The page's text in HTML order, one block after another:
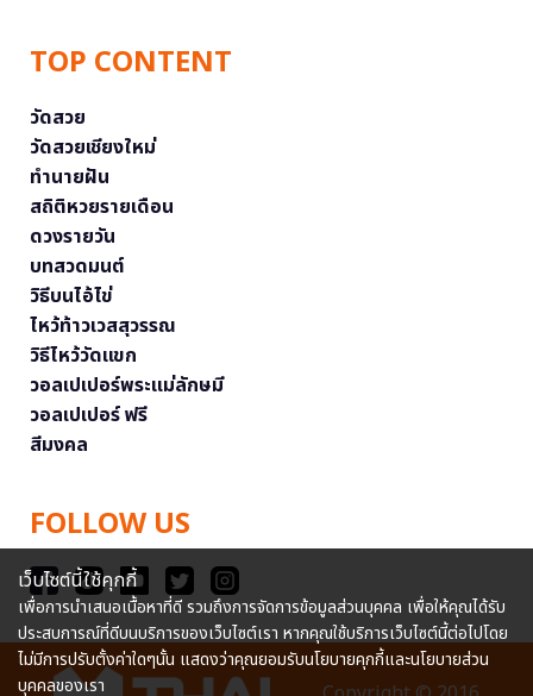
TOP CONTENT
วัดสวย
วัดสวยเชียงใหม่
ทำนายฝัน
สถิติหวยรายเดือน
ดวงรายวัน
บทสวดมนต์
วิธีบนไอ้ไข่
ไหว้ท้าวเวสสุวรรณ
วิธีไหว้วัดแขก
วอลเปเปอร์พระแม่ลักษมี
วอลเปเปอร์ ฟรี
สีมงคล
FOLLOW US
เว็บไซต์นี้ใช้คุกกี้
เพื่อการนำเสนอเนื้อหาที่ดี รวมถึงการจัดการข้อมูลส่วนบุคคล เพื่อให้คุณได้รับ
ประสบการณ์ที่ดีบนบริการของเว็บไซต์เรา หากคุณใช้บริการเว็บไซต์นี้ต่อไปโดย
ไม่มีการปรับตั้งค่าใดๆนั้น แสดงว่าคุณยอมรับนโยบายคุกกี้และนโยบายส่วน
บุคคลของเรา